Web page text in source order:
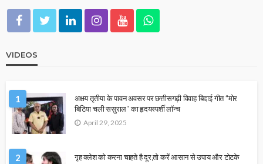
VIDEOS
1
अक्षय तृतीया के पावन अवसर पर छत्तीसगढ़ी विवाह बिदाई गीत “मोर
बिटिया चली ससुराल” का हृदयस्पर्शी लॉन्च
April 29, 2025
2 गृह क्लेश को करना चाहते है दूर,तो करें आसान से उपाय और टोटके